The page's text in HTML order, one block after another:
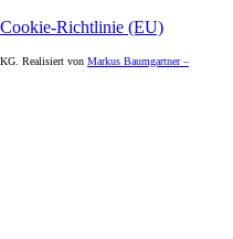
Cookie-Richtlinie (EU)
Realisiert von Markus Baumgartner –